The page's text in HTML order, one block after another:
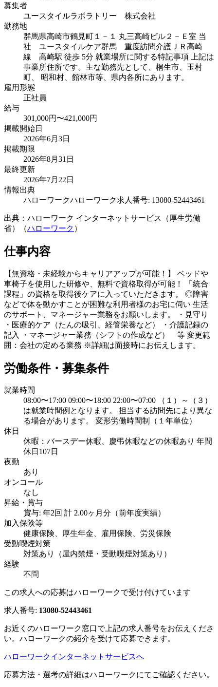
募集者
ユースタイルラボラトリー 株式会社
勤務地
群馬県高崎市鶴見町１－１ 丸三高崎ビル２－Ｅ室 当
社 ユースタイルケア群馬 重度訪問介護 ＪＲ高崎
線 高崎駅 徒歩 5分 就業場所に関する特記事項 上記は
事業所住所です。主な勤務先として、桐生市、玉村
町、 昭和村、館林市等、県内各所にあります。
雇用形態
正社員
給与
301,000円〜421,000円
掲載開始日
2026年6月3日
掲載期限
2026年8月31日
最終更新
2026年7月22日
情報出典
ハローワークハローワーク求人番号: 13080-52443461
出典：ハローワーク インターネットサービス（厚生労働
省）（ハローワーク ）
仕事内容
【無資格・未経験からキャリアアップが可能！】 ベッドや
車椅子を使用した研修や、無料で資格取得が可能！ 「統合
課程」の資格を取得後ケアに入っていただきます。 ◎障害
などで体を動かすことが困難な利用者様のお宅に伺い 生活
のサポート、マネージャー業務をお願いします。 ・見守り
・医療的ケア（たんの吸引、経管栄養など） ・介護記録の
記入 ・マネージャー業務（シフトの作成など） 等 変更範
囲：会社の定める業務 ※詳細は面接時にお伝えします。
労働条件・募集条件
就業時間
08:00〜17:00 09:00〜18:00 22:00〜07:00 （１）～（３）
は就業時間例となります。 担当する訪問先により異な
る場合があります。 変形労働時間制（１年単位）
休日
休暇：バースデー休暇、慶弔休暇などの休暇あり 年間
休日107日
夜勤
あり
オンコール
なし
昇給・賞与
賞与: 年2回 計 2.00ヶ月分（前年度実績）
加入保険等
健康保険、厚生年金、雇用保険、労災保険
受動喫煙対策
対策あり（屋内禁煙・受動喫煙対策あり）
経験
不問
この求人への応募はハローワークで受け付けています
求人番号: 13080-52443461
お近くのハローワーク窓口で上記の求人番号をお伝えくださ
い。ハローワークの紹介を受けて応募できます。
ハローワークインターネットサービスへ
応募方法・選考の詳細はハローワークにてご確認ください。